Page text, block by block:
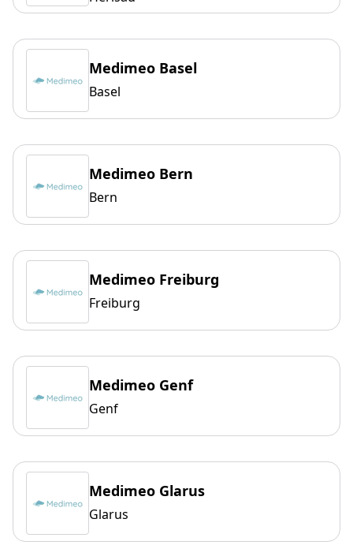
Medimeo Basel
Basel
Medimeo Bern
Bern
Medimeo Freiburg
Freiburg
Medimeo Genf
Genf
Medimeo Glarus
Glarus